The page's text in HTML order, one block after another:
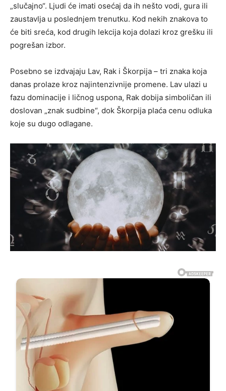
„slučajno“. Ljudi će imati osećaj da ih nešto vodi, gura ili
zaustavlja u poslednjem trenutku. Kod nekih znakova to
će biti sreća, kod drugih lekcija koja dolazi kroz grešku ili
pogrešan izbor.
Posebno se izdvajaju Lav, Rak i Škorpija – tri znaka koja
danas prolaze kroz najintenzivnije promene. Lav ulazi u
fazu dominacije i ličnog uspona, Rak dobija simboličan ili
doslovan „znak sudbine“, dok Škorpija plaća cenu odluka
koje su dugo odlagane.